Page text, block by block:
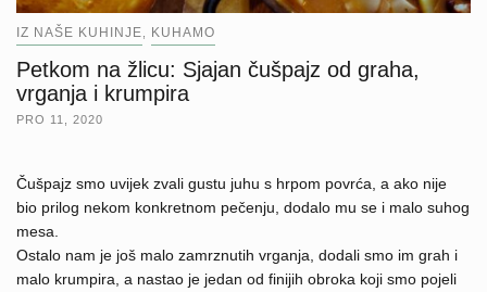
IZ NAŠE KUHINJE KUHAMO
Petkom na žlicu: Sjajan čušpajz od graha,
vrganja i krumpira
PRO 11, 2020
Čušpajz smo uvijek zvali gustu juhu s hrpom povrća, a ako nije
bio prilog nekom konkretnom pečenju, dodalo mu se i malo suhog
mesa.
Ostalo nam je još malo zamrznutih vrganja, dodali smo im grah i
malo krumpira, a nastao je jedan od finijih obroka koji smo pojeli